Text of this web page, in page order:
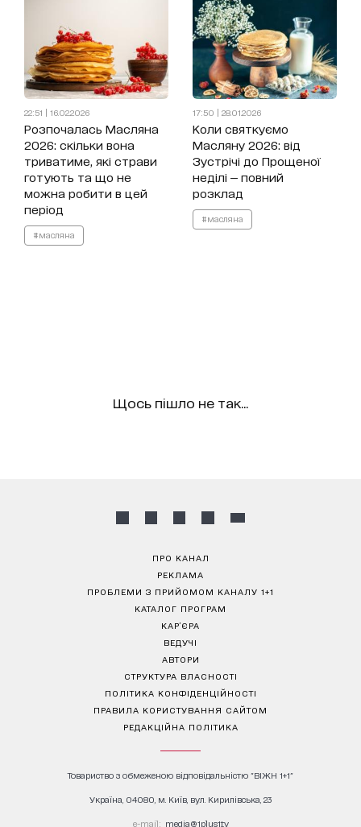
22:51 | 16.02.2026
Розпочалась Масляна
2026: скільки вона
триватиме, які страви
готують та що не
можна робити в цей
період
#масляна
17:50 | 28.01.2026
Коли святкуємо
Масляну 2026: від
Зустрічі до Прощеної
неділі — повний
розклад
#масляна
Щось пішло не так...
ПРО КАНАЛ
РЕКЛАМА
ПРОБЛЕМИ З ПРИЙОМОМ КАНАЛУ 1+1
КАТАЛОГ ПРОГРАМ
КАР’ЄРА
ВЕДУЧІ
АВТОРИ
СТРУКТУРА ВЛАСНОСТІ
ПОЛІТИКА КОНФІДЕНЦІЙНОСТІ
ПРАВИЛА КОРИСТУВАННЯ САЙТОМ
РЕДАКЦІЙНА ПОЛІТИКА
Товариство з обмеженою відповідальністю "ВІЖН 1+1"
Україна, 04080, м. Київ, вул. Кирилівська, 23
е-mail: media@1plus1.tv